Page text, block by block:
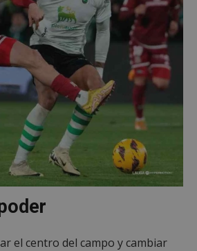
el centro del campo y cambiar